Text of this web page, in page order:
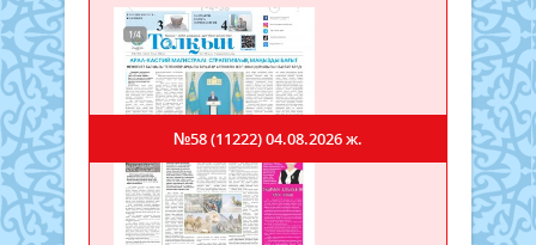
№58 (11222)04.08.2026 ж.